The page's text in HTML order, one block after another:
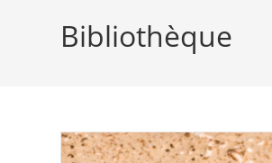
Bibliothèque